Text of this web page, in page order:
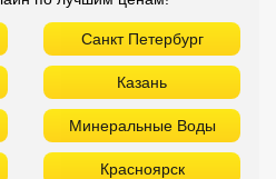
Санкт Петербург
Казань
Минеральные Воды
Красноярск